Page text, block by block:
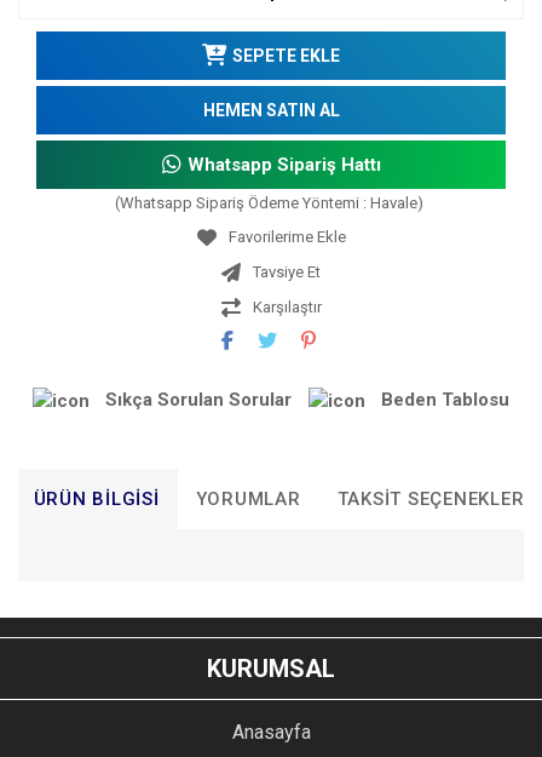
SEPETE EKLE
HEMEN SATIN AL
Whatsapp Sipariş Hattı
(Whatsapp Sipariş Ödeme Yöntemi : Havale)
Tavsiye Et
Karşılaştır
Sıkça Sorulan Sorular Beden Tablosu
ÜRÜN BILGISI YORUMLAR TAKSIT SEÇENEKLERI
YORUM YAZ
Bu ürünün fiyat bilgisi, resim, ürün açıklamalarında ve diğer
konularda yetersiz gördüğünüz noktaları öneri formunu
kullanarak tarafımıza iletebilirsiniz.
Ürün resmi kalitesiz, bozuk veya görüntülenemiyor.
KURUMSAL
Anasayfa